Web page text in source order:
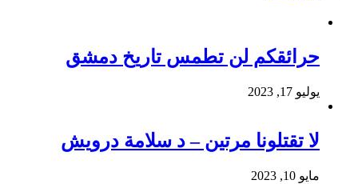
حرائقكم لن تطمس تاريخ دمشق
يوليو 17, 2023
لا تقتلونا مرتين – د سلامة درويش
مايو 10, 2023